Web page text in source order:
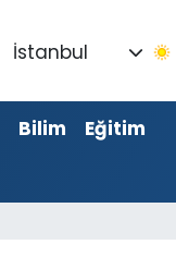
İstanbul
Bilim
Eğitim